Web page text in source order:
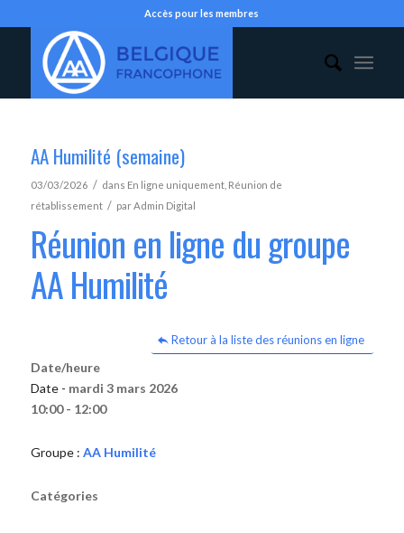
Accès pour les membres
AA Humilité (semaine)
03/03/2026 / dans En ligne uniquement, Réunion de
rétablissement / parAdmin Digital
Réunion en ligne du groupe
AA Humilité
Retour à la liste des réunions en ligne
Date/heure
Date - mardi 3 mars 2026
10:00 - 12:00
Groupe : AA Humilité
Catégories